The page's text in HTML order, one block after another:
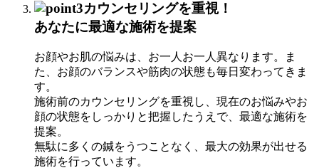
カウンセリングを重視！
あなたに最適な施術を提案
お顔やお肌の悩みは、お一人お一人異なります。ま
た、お顔のバランスや筋肉の状態も毎日変わってきま
す。
施術前のカウンセリングを重視し、現在のお悩みやお
顔の状態をしっかりと把握したうえで、最適な施術を
提案。
無駄に多くの鍼をうつことなく、最大の効果が出せる
施術を行っています。